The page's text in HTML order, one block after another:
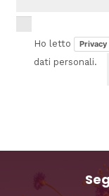
Ho letto Privacy
dati personali.